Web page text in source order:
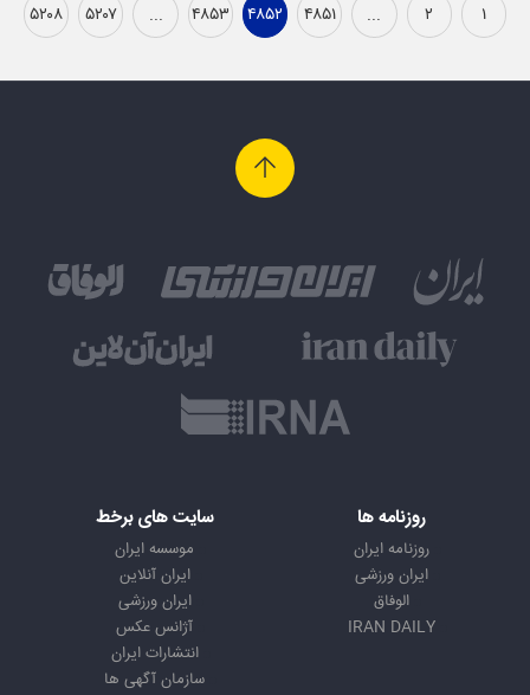
۱ ۲ ... ۴۸۵۱ ۴۸۵۲ ۴۸۵۳ ... ۵۲۰۷ ۵۲۰۸
روزنامه ها
روزنامه ایران
ایران ورزشی
الوفاق
IRAN DAILY
سایت های برخط
موسسه ایران
ایران آنلاین
ایران ورزشی
آژانس عکس
انتشارات ایران
سازمان آگهی ها